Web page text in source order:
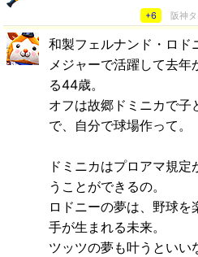
+6 阪神タ
和製フェルナンド・ロ
メジャーで活躍して去年
る44歳。
オフは故郷ドミニカで子
で、自分で球場作って。
ドミニカはプロアマ規
うことができるの。
ロドニーの夢は、野球
手が生まれる未来。
ツッツの夢も叶うといい